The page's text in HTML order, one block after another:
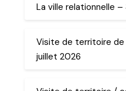
La ville relationnelle
Visite de territoire
juillet 2026